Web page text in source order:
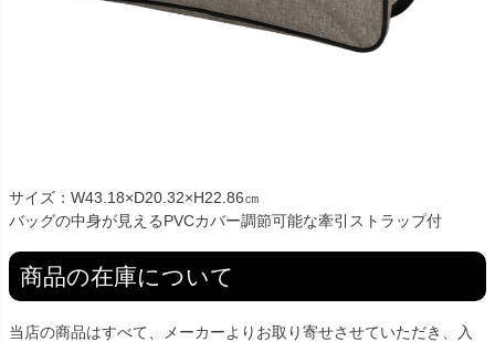
サイズ：W43.18×D20.32×H22.86㎝
バッグの中身が見えるPVCカバー調節可能な牽引ストラップ付
商品の在庫について
当店の商品はすべて、メーカーよりお取り寄せさせていただき、入